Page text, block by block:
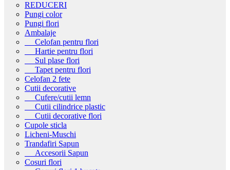
REDUCERI
Pungi color
Pungi flori
Ambalaje
Celofan pentru flori
Hartie pentru flori
Sul plase flori
Tapet pentru flori
Celofan 2 fete
Cutii decorative
Cufere/cutii lemn
Cutii cilindrice plastic
Cutii decorative flori
Cupole sticla
Licheni-Muschi
Trandafiri Sapun
Accesorii Sapun
Cosuri flori